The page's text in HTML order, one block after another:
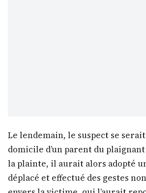
Le lendemain, le suspect se
domicile d’un parent du
la plainte, il aurait alors adopté
déplacé et effectué des gestes